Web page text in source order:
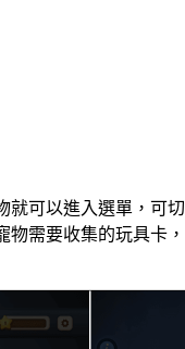
就可以進入選單，可
物需要收集的玩具卡